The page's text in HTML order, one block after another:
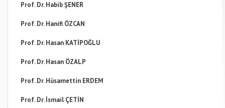
Prof. Dr. Habib ŞENER
Prof. Dr. Hanifi ÖZCAN
Prof. Dr. Hasan KATİPOĞLU
Prof. Dr. Hasan ÖZALP
Prof. Dr. Hüsamettin ERDEM
Prof. Dr. İsmail ÇETİN